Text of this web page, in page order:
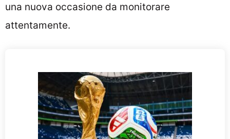
una nuova occasione da monitorare
attentamente.